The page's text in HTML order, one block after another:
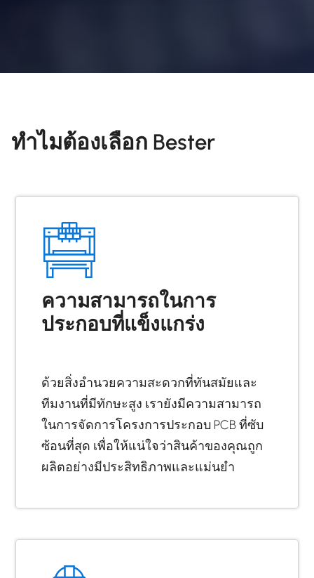
ทำไมต้องเลือก Bester
ความสามารถในการ
ประกอบที่แข็งแกร่ง
ด้วยสิ่งอำนวยความสะดวกที่ทันสมัยและ
ทีมงานที่มีทักษะสูง เรายังมีความสามารถ
ในการจัดการโครงการประกอบ PCB ที่ซับ
ซ้อนที่สุด เพื่อให้แน่ใจว่าสินค้าของคุณถูก
ผลิตอย่างมีประสิทธิภาพและแม่นยำ